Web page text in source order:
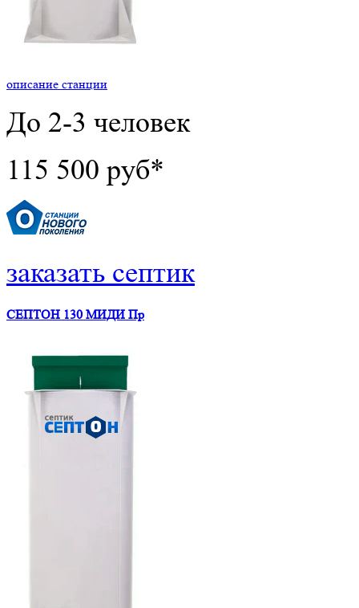
описание станции
До 2-3 человек
115 500 руб*
заказать септик
СЕПТОН 130 МИДИ Пр